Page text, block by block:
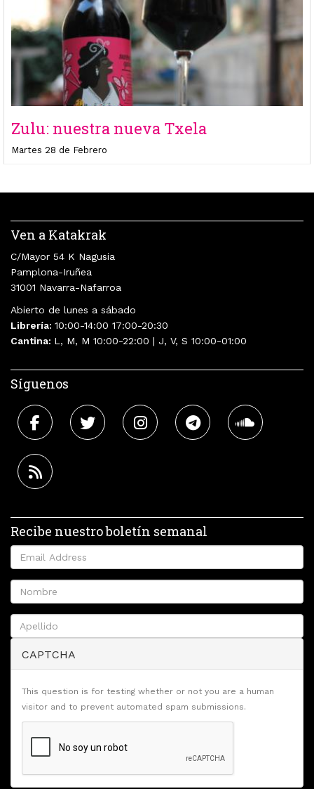
Zulu: nuestra nueva Txela
Martes 28 de Febrero
Ven a Katakrak
C/Mayor 54 K Nagusia
Pamplona-Iruñea
31001 Navarra-Nafarroa
Abierto de lunes a sábado
Librería: 10:00-14:00 17:00-20:30
Cantina: L, M, M 10:00-22:00 | J, V, S 10:00-01:00
Síguenos
Recibe nuestro boletín semanal
CAPTCHA
This question is for testing whether or not you are a human
visitor and to prevent automated spam submissions.